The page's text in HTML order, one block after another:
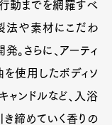
動までを網羅すべ
法や素材にこだわ
。さらに、アーティ
使用したボディソ
ャンドルなど、入浴
締めていく香りの